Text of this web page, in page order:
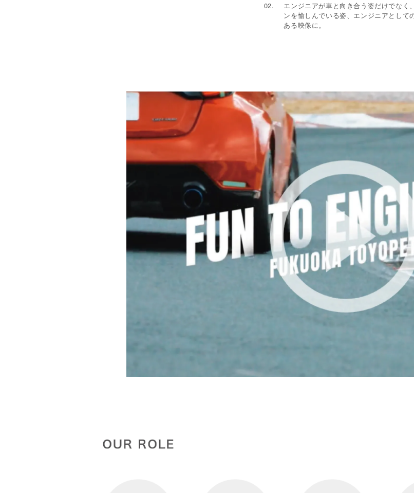
エンジニアが車と向き合う姿だけでなく
ンを愉しんでいる姿、エンジニアとし
ある映像に。